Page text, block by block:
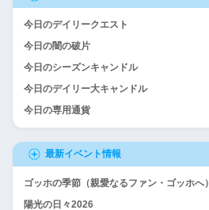
今日のデイリークエスト
今日の闇の破片
今日のシーズンキャンドル
今日のデイリー大キャンドル
今日の専用通貨
最新イベント情報
ゴッホの季節（親愛なるファン・ゴッホへ）
陽光の日々2026